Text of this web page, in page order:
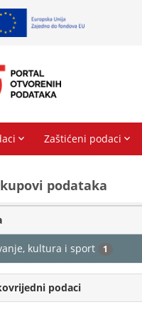
podаtаkа
kultura i sport 1
podaci